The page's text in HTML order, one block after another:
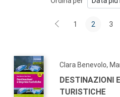
1 2 3
Clara Benevolo,
DESTINAZIONI
TURISTICHE